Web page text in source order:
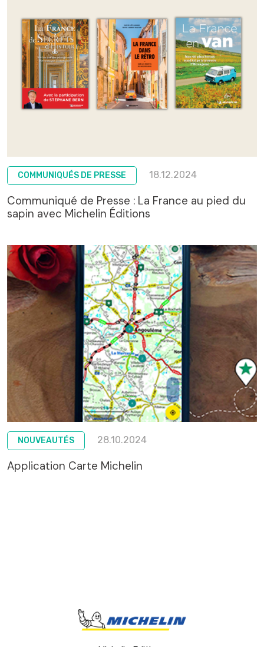
COMMUNIQUÉS DE PRESSE 18.12.2024
Communiqué de Presse : La France au pied du
sapin avec Michelin Éditions
NOUVEAUTÉS 28.10.2024
Application Carte Michelin